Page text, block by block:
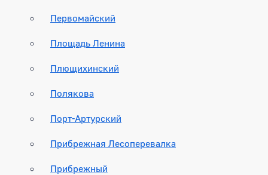
Первомайский
Площадь Ленина
Плющихинский
Полякова
Порт-Артурский
Прибрежная Лесоперевалка
Прибрежный